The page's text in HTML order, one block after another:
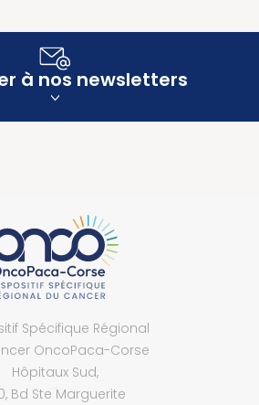
à nos newsletters
Spécifique Régional
OncoPaca-Corse
Hôpitaux Sud,
Bd Ste Marguerite